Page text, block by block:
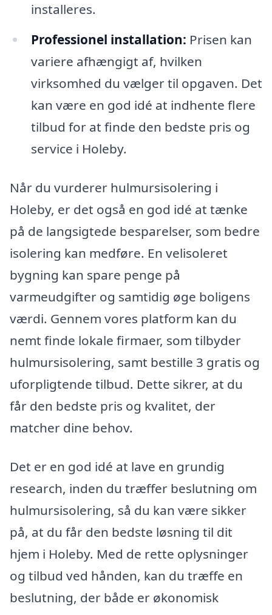
installeres.
Professionel installation: Prisen kan
variere afhængigt af, hvilken
virksomhed du vælger til opgaven. Det
kan være en god idé at indhente flere
tilbud for at finde den bedste pris og
service i Holeby.
Når du vurderer hulmursisolering i
Holeby, er det også en god idé at tænke
på de langsigtede besparelser, som bedre
isolering kan medføre. En velisoleret
bygning kan spare penge på
varmeudgifter og samtidig øge boligens
værdi. Gennem vores platform kan du
nemt finde lokale firmaer, som tilbyder
hulmursisolering, samt bestille 3 gratis og
uforpligtende tilbud. Dette sikrer, at du
får den bedste pris og kvalitet, der
matcher dine behov.
Det er en god idé at lave en grundig
research, inden du træffer beslutning om
hulmursisolering, så du kan være sikker
på, at du får den bedste løsning til dit
hjem i Holeby. Med de rette oplysninger
og tilbud ved hånden, kan du træffe en
beslutning, der både er økonomisk